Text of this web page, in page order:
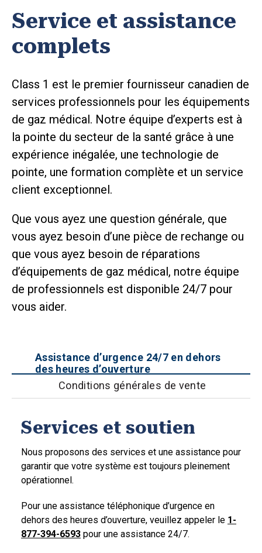
Service et assistance
complets
Class 1 est le premier fournisseur canadien de
services professionnels pour les équipements
de gaz médical. Notre équipe d’experts est à
la pointe du secteur de la santé grâce à une
expérience inégalée, une technologie de
pointe, une formation complète et un service
client exceptionnel.
Que vous ayez une question générale, que
vous ayez besoin d’une pièce de rechange ou
que vous ayez besoin de réparations
d’équipements de gaz médical, notre équipe
de professionnels est disponible 24/7 pour
vous aider.
Assistance d’urgence 24/7 en dehors
des heures d’ouverture
Conditions générales de vente
Services et soutien
Nous proposons des services et une assistance pour
garantir que votre système est toujours pleinement
opérationnel.
Pour une assistance téléphonique d’urgence en
dehors des heures d’ouverture, veuillez appeler le 1-
877-394-6593 pour une assistance 24/7.